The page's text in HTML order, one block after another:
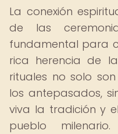
La conexión
de las
fundamental para
rica herencia de
rituales no solo
los antepasados,
viva la tradición y
pueblo